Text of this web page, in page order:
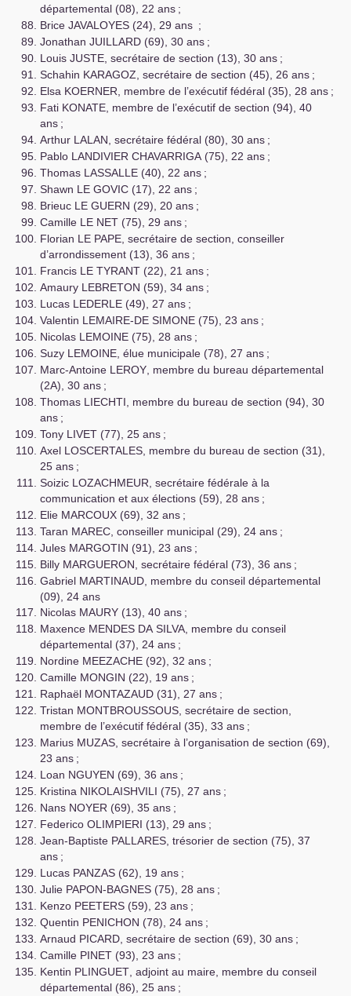
départemental (08), 22 ans ;
Brice JAVALOYES (24), 29 ans ;
Jonathan JUILLARD (69), 30 ans ;
Louis JUSTE , secrétaire de section (13), 30 ans ;
Schahin KARAGOZ , secrétaire de section (45), 26 ans ;
Elsa KOERNER , membre de l’exécutif fédéral (35), 28 ans ;
Fati KONATE , membre de l’exécutif de section (94), 40
ans ;
Arthur LALAN , secrétaire fédéral (80), 30 ans ;
Pablo LANDIVIER CHAVARRIGA (75), 22 ans ;
Thomas LASSALLE (40), 22 ans ;
Shawn LE GOVIC (17), 22 ans ;
Brieuc LE GUERN (29), 20 ans ;
Camille LE NET (75), 29 ans ;
Florian LE PAPE , secrétaire de section, conseiller
d’arrondissement (13), 36 ans ;
Francis LE TYRANT (22), 21 ans ;
Amaury LEBRETON (59), 34 ans ;
Lucas LEDERLE (49), 27 ans ;
Valentin LEMAIRE-DE SIMONE (75), 23 ans ;
Nicolas LEMOINE (75), 28 ans ;
Suzy LEMOINE , élue municipale (78), 27 ans ;
Marc-Antoine LEROY , membre du bureau départemental
(2A), 30 ans ;
Thomas LIECHTI , membre du bureau de section (94), 30
ans ;
Tony LIVET (77), 25 ans ;
Axel LOSCERTALES , membre du bureau de section (31),
25 ans ;
Soizic LOZACHMEUR , secrétaire fédérale à la
communication et aux élections (59), 28 ans ;
Elie MARCOUX (69), 32 ans ;
Taran MAREC , conseiller municipal (29), 24 ans ;
Jules MARGOTIN (91), 23 ans ;
Billy MARGUERON , secrétaire fédéral (73), 36 ans ;
Gabriel MARTINAUD , membre du conseil départemental
(09), 24 ans
Nicolas MAURY (13), 40 ans ;
Maxence MENDES DA SILVA , membre du conseil
départemental (37), 24 ans ;
Nordine MEEZACHE (92), 32 ans ;
Camille MONGIN (22), 19 ans ;
Raphaël MONTAZAUD (31), 27 ans ;
Tristan MONTBROUSSOUS , secrétaire de section,
membre de l’exécutif fédéral (35), 33 ans ;
Marius MUZAS , secrétaire à l’organisation de section (69),
23 ans ;
Loan NGUYEN (69), 36 ans ;
Kristina NIKOLAISHVILI (75), 27 ans ;
Nans NOYER (69), 35 ans ;
Federico OLIMPIERI (13), 29 ans ;
Jean-Baptiste PALLARES , trésorier de section (75), 37
ans ;
Lucas PANZAS (62), 19 ans ;
Julie PAPON-BAGNES (75), 28 ans ;
Kenzo PEETERS (59), 23 ans ;
Quentin PENICHON (78), 24 ans ;
Arnaud PICARD , secrétaire de section (69), 30 ans ;
Camille PINET (93), 23 ans ;
Kentin PLINGUET , adjoint au maire, membre du conseil
départemental (86), 25 ans ;